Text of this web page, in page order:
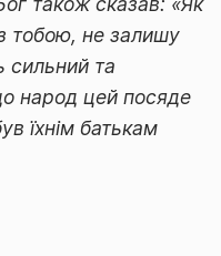
тобою, не залишу
сильний та
народ цей посяде
їхнім батькам